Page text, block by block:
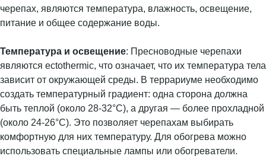
черепах, являются температура, влажность, освещение,
питание и общее содержание воды.
Температура и освещение: Пресноводные черепахи
являются ectothermic, что означает, что их температура тела
зависит от окружающей среды. В террариуме необходимо
создать температурный градиент: одна сторона должна
быть теплой (около 28-32°C), а другая — более прохладной
(около 24-26°C). Это позволяет черепахам выбирать
комфортную для них температуру. Для обогрева можно
использовать специальные лампы или обогреватели.